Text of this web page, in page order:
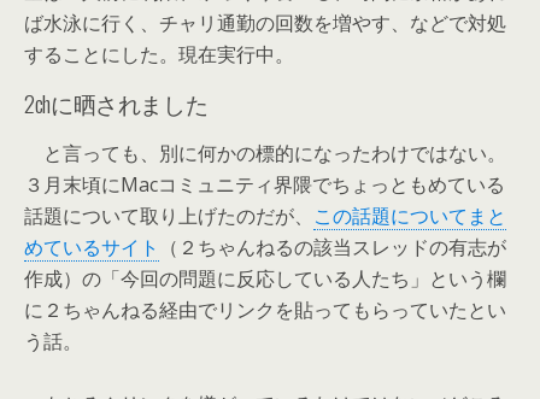
ば水泳に行く、チャリ通勤の回数を増やす、などで対処
することにした。現在実行中。
2chに晒されました
と言っても、別に何かの標的になったわけではない。
３月末頃にMacコミュニティ界隈でちょっともめている
話題について取り上げたのだが、 この話題についてまと
めているサイト
（２ちゃんねるの該当スレッドの有志が
作成）の「今回の問題に反応している人たち」という欄
に２ちゃんねる経由でリンクを貼ってもらっていたとい
う話。